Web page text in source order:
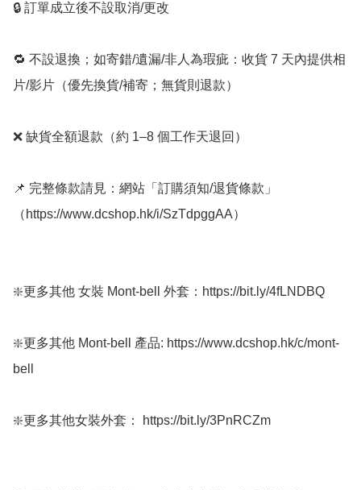
🔒 訂單成立後不設取消/更改
🔁 不設退換；如寄錯/遺漏/非人為瑕疵：收貨 7 天內提供相
片/影片（優先換貨/補寄；無貨則退款）
❌ 缺貨全額退款（約 1–8 個工作天退回）
📌 完整條款請見：網站「訂購須知/退貨條款」
（https://www.dcshop.hk/i/SzTdpggAA）
❇️更多其他 女裝 Mont-bell 外套：https://bit.ly/4fLNDBQ
❇️更多其他 Mont-bell 產品: https://www.dcshop.hk/c/mont-
bell
❇️更多其他女裝外套： https://bit.ly/3PnRCZm